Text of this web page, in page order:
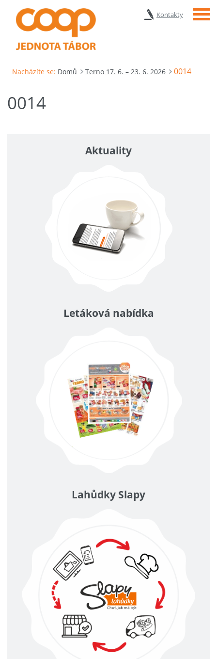
Kontakty Menu
Nacházíte se: Domů Terno 17. 6. – 23. 6. 2026 0014
0014
Aktuality
Letáková nabídka
Lahůdky Slapy